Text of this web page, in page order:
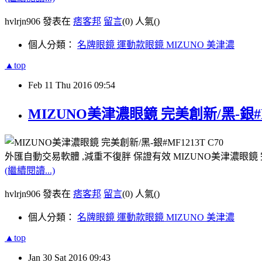
hvlrjn906 發表在 痞客邦 留言(0) 人氣()
個人分類： 名牌眼鏡 運動款眼鏡 MIZUNO 美津濃
▲top
Feb 11 Thu 2016 09:54
MIZUNO美津濃眼鏡 完美創新/黑-銀
外匯自動交易軟體 ,減重不復胖 保證有效 MIZUNO美津濃眼
(繼續閱讀...)
hvlrjn906 發表在 痞客邦 留言(0) 人氣()
個人分類： 名牌眼鏡 運動款眼鏡 MIZUNO 美津濃
▲top
Jan 30 Sat 2016 09:43